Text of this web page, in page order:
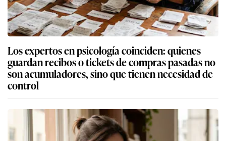
Los expertos en psicología coinciden: quienes
guardan recibos o tickets de compras pasadas no
son acumuladores, sino que tienen necesidad de
control